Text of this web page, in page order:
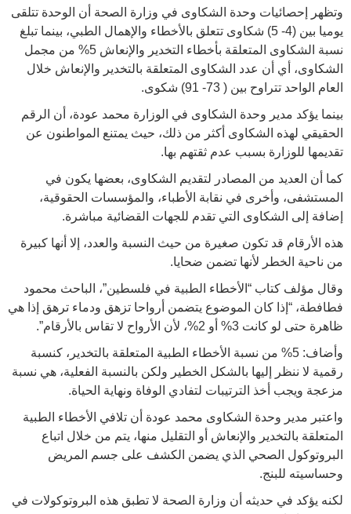
وتظهر إحصائيات وحدة الشكاوى في وزارة الصحة أن الوحدة تتلقى
يوميا بين (4- 5) شكاوى تتعلق بالأخطاء والإهمال الطبي، بينما تبلغ
نسبة الشكاوى المتعلقة بأخطاء التخدير والإنعاش 5% من مجمل
الشكاوى، أي أن عدد الشكاوى المتعلقة بالتخدير والإنعاش خلال
العام الواحد تتراوح بين ( 73- 91) شكوى.
بينما يؤكد مدير وحدة الشكاوى في الوزارة محمد عودة، أن الرقم
الحقيقي لهذه الشكاوى أكثر من ذلك، حيث يمتنع المواطنون عن
تقديمها للوزارة بسبب عدم ثقتهم بها.
كما أن العديد من المصادر لتقديم الشكاوى، بعضها يكون في
المستشفى، وأخرى في نقابة الأطباء، والمؤسسات الحقوقية،
إضافة إلى الشكاوى التي تقدم للجهات القضائية مباشرة.
هذه الأرقام قد تكون صغيرة من حيث النسبة والعدد، إلا أنها كبيرة
من ناحية الخطر لأنها تضمن ضحايا.
وقال مؤلف كتاب “الأخطاء الطبية في فلسطين”، الباحث محمود
فطافطة، “إذا كان الموضوع يتضمن أرواحا تزهق ودماء ترهق إذا هي
ظاهرة حتى لو كانت 3% أو 2%، لأن الأرواح لا تقاس بالأرقام”.
وأضاف: 5% من نسبة الأخطاء الطبية المتعلقة بالتخدير، كنسبة
رقمية لا ننظر إليها بالشكل الخطير ولكن بالنسبة الفعلية، هي نسبة
مزعجة ويجب أخذ الترتيبات لتفادي الوفاة ونهاية الحياة.
واعتبر مدير وحدة الشكاوى محمد عودة أن تلافي الأخطاء الطبية
المتعلقة بالتخدير والإنعاش أو التقليل منها، يتم من خلال اتباع
البروتوكول الصحي الذي يضمن الكشف على جسم المريض
وحساسيته للبنج.
لكنه يؤكد في حديثه أن وزارة الصحة لا تطبق هذه البروتوكولات في